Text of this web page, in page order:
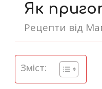
Як
Рецепти від
Зміст: